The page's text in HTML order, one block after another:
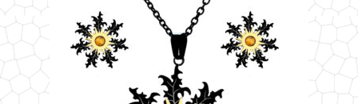
pueden
elegir
en